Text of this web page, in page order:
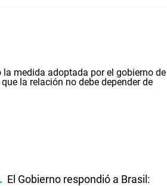
El Gobierno respondió a Brasil: